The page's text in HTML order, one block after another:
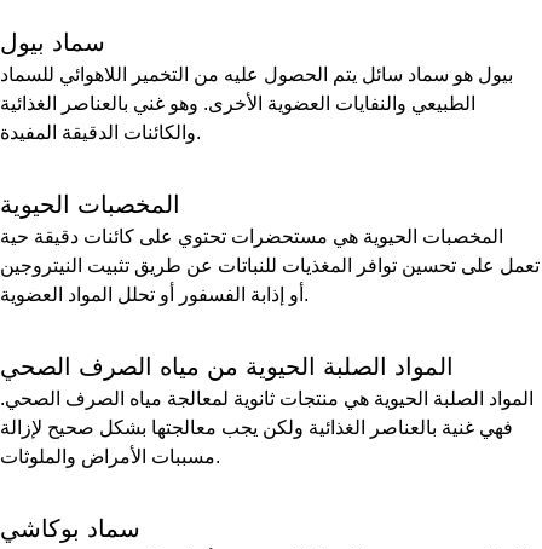
سماد بيول
بيول هو سماد سائل يتم الحصول عليه من التخمير اللاهوائي للسماد
الطبيعي والنفايات العضوية الأخرى. وهو غني بالعناصر الغذائية
والكائنات الدقيقة المفيدة.
المخصبات الحيوية
المخصبات الحيوية هي مستحضرات تحتوي على كائنات دقيقة حية
تعمل على تحسين توافر المغذيات للنباتات عن طريق تثبيت النيتروجين
أو إذابة الفسفور أو تحلل المواد العضوية.
المواد الصلبة الحيوية من مياه الصرف الصحي
المواد الصلبة الحيوية هي منتجات ثانوية لمعالجة مياه الصرف الصحي.
فهي غنية بالعناصر الغذائية ولكن يجب معالجتها بشكل صحيح لإزالة
مسببات الأمراض والملوثات.
سماد بوكاشي